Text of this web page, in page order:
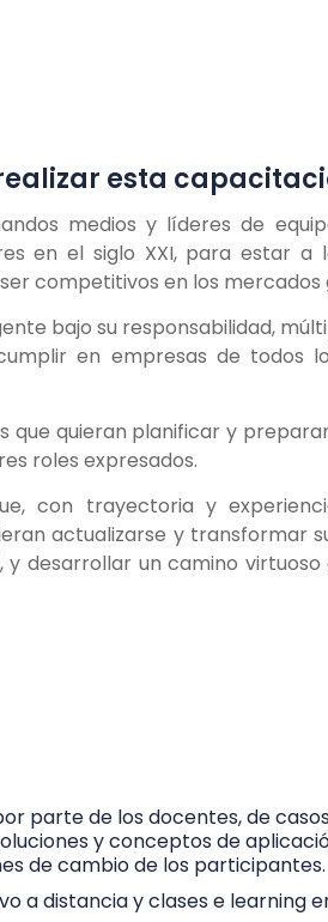
esta
medios y líderes de
en el siglo XXI, para estar a
competitivos en los mercados
bajo su responsabilidad,
en empresas de todos
que quieran planificar y
roles expresados.
con trayectoria y
actualizarse y transformar
y desarrollar un camino
parte de los docentes, de
y conceptos de
de cambio de los participantes.
a distancia y clases e learning